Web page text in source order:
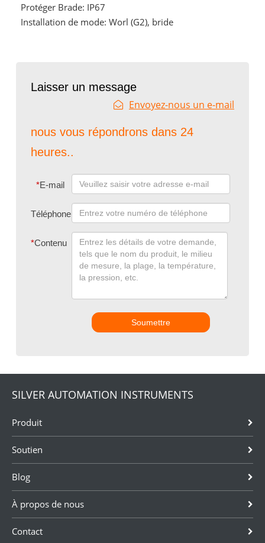
Protéger Brade: IP67
Installation de mode: Worl (G2), bride
Laisser un message
Envoyez-nous un e-mail
nous vous répondrons dans 24
heures..
*E-mail
Téléphone
*Contenu
Soumettre
SILVER AUTOMATION INSTRUMENTS
Produit
Soutien
Blog
À propos de nous
Contact